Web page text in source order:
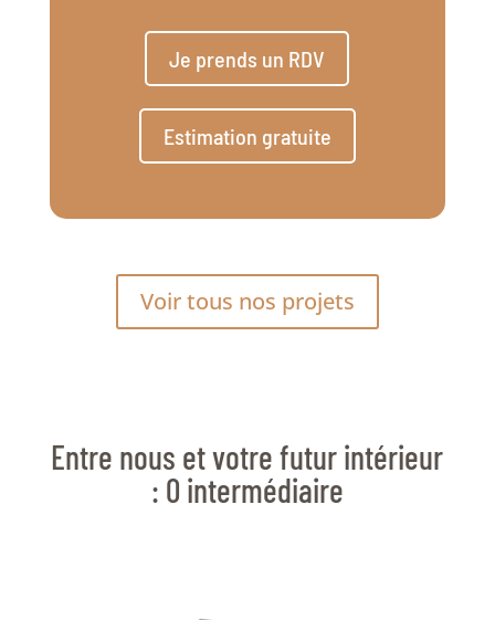
Je prends un RDV
Estimation gratuite
Voir tous nos projets
Entre nous et votre futur intérieur
: 0 intermédiaire